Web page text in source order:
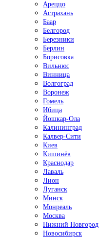
Ареццо
Астрахань
Баар
Белгород
Березники
Берлин
Борисовка
Вильнюс
Винница
Волгоград
Воронеж
Гомель
Ибица
Йошкар-Ола
Калининград
Калвер-Сити
Киев
Кишинёв
Краснодар
Лаваль
Лион
Луганск
Минск
Монреаль
Москва
Нижний Новгород
Новосибирск